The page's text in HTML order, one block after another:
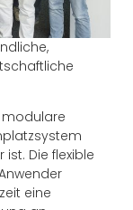
modulare
Die flexible
eine